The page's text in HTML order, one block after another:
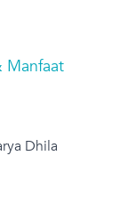
Manfaat
Dhila